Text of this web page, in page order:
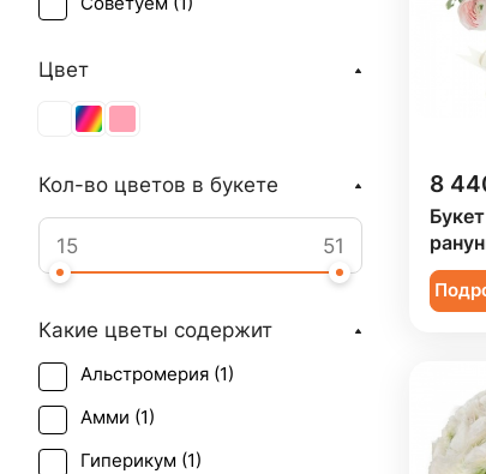
8
Цвет
Кол-во цветов в букете
Какие цветы содержит
Альстромерия (1)
Амми (1)
Гиперикум (1)